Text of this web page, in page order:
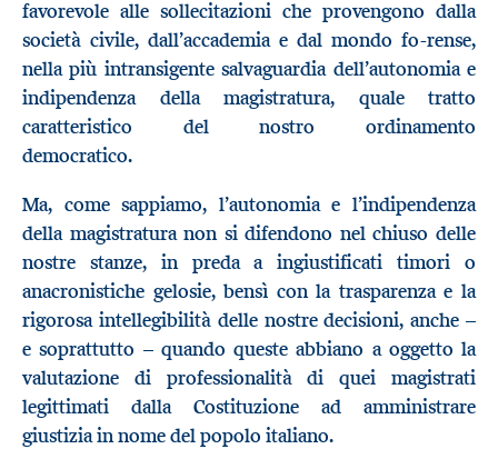
favorevole alle sollecitazioni che provengono dalla
società civile, dall’accademia e dal mondo fo-rense,
nella più intransigente salvaguardia dell’autonomia e
indipendenza della magistratura, quale tratto
caratteristico del nostro ordinamento
democratico.
Ma, come sappiamo, l’autonomia e l’indipendenza
della magistratura non si difendono nel chiuso delle
nostre stanze, in preda a ingiustificati timori o
anacronistiche gelosie, bensì con la trasparenza e la
rigorosa intellegibilità delle nostre decisioni, anche –
e soprattutto – quando queste abbiano a oggetto la
valutazione di professionalità di quei magistrati
legittimati dalla Costituzione ad amministrare
giustizia in nome del popolo italiano.